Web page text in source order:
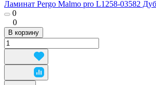
Ламинат Pergo Malmo pro L1258-03582
0
0
В корзину